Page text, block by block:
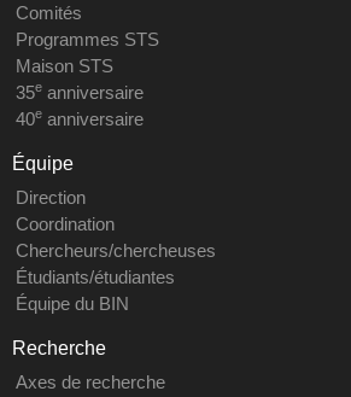
Comités
Programmes STS
Maison STS
35eanniversaire
40eanniversaire
Équipe
Direction
Coordination
Chercheurs/chercheuses
Étudiants/étudiantes
Équipe du BIN
Recherche
Axes de recherche